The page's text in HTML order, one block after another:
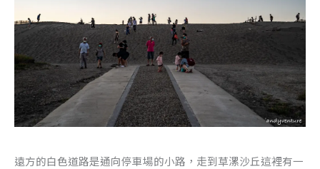
遠方的白色道路是通向停車場的小路，走到草漯沙丘這裡有一